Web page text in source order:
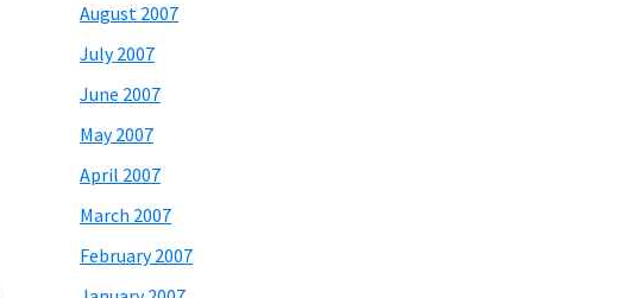
August 2007
July 2007
June 2007
May 2007
April 2007
March 2007
February 2007